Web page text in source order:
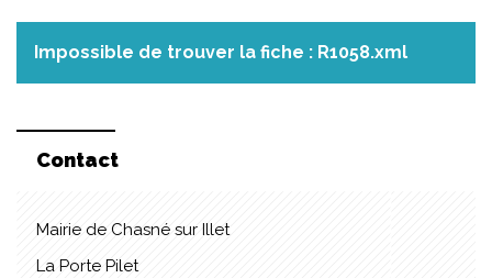
Impossible de trouver la fiche : R1058.xml
Contact
Mairie de Chasné sur Illet
La Porte Pilet